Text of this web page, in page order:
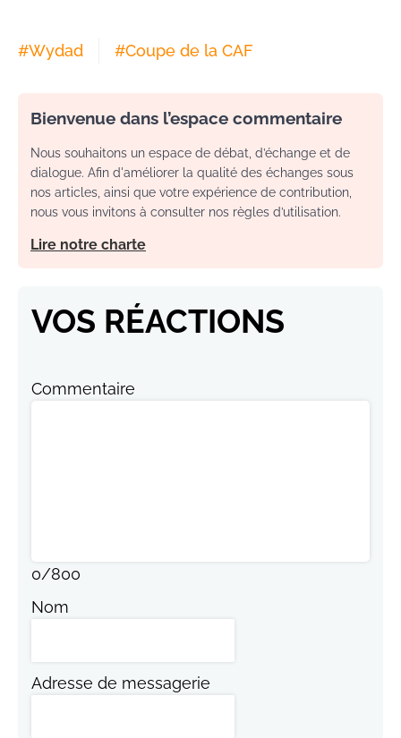
#Wydad #Coupe de la CAF
Bienvenue dans l’espace commentaire
Nous souhaitons un espace de débat, d’échange et de
dialogue. Afin d'améliorer la qualité des échanges sous
nos articles, ainsi que votre expérience de contribution,
nous vous invitons à consulter nos règles d’utilisation.
Lire notre charte
VOS RÉACTIONS
Commentaire
0/800
Nom
Adresse de messagerie